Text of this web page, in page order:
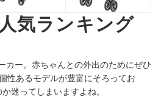
気ランキング
カー。赤ちゃんとの外出のためにぜひ
性あるモデルが豊富にそろってお
迷ってしまいますよね。